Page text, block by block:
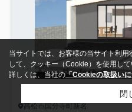
高松市国分寺町新名
当サイトでは、お客様の当サイト利
して、クッキー（Cookie）を使用して
詳しくは、当社の「Cookieの取扱い
閉